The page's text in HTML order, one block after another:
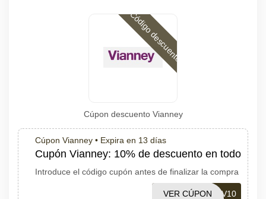
Código descuento
Cúpon descuento Vianney
Cúpon Vianney • Expira en 13 días
Cupón Vianney: 10% de descuento en todo
Introduce el código cupón antes de finalizar la compra
V10
VER CÚPON